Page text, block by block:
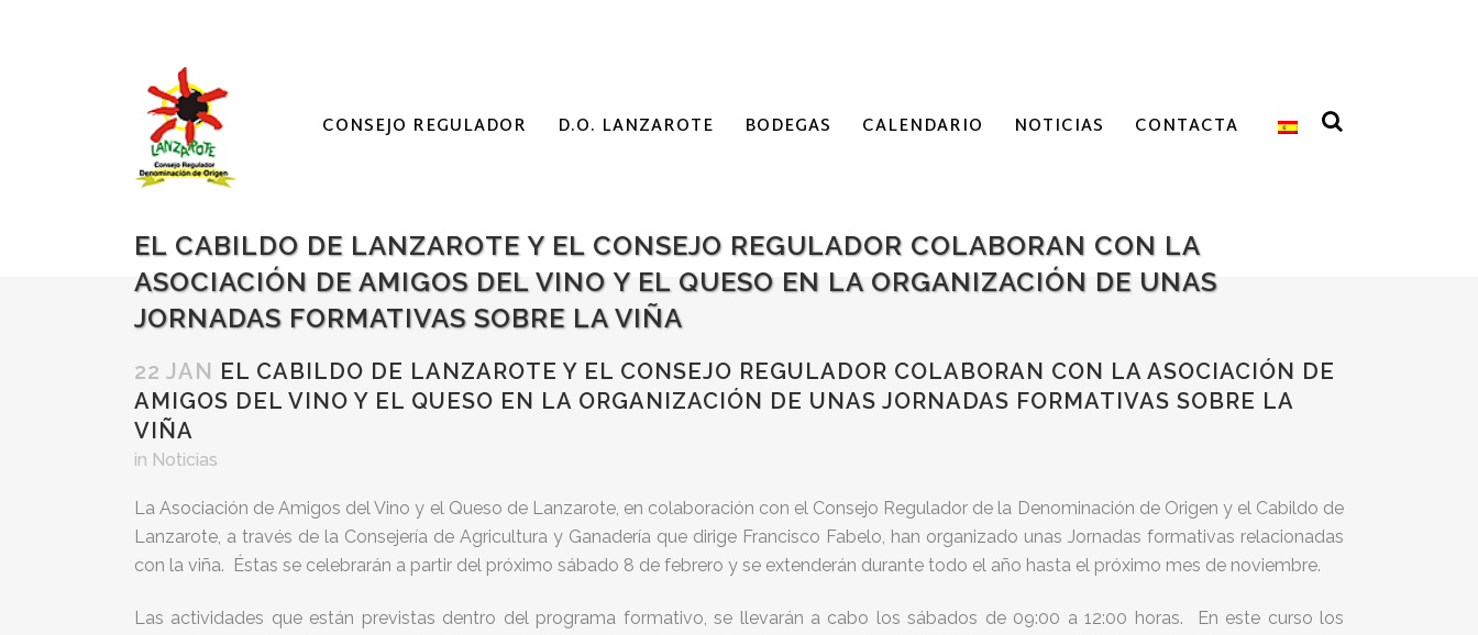
CONSEJO REGULADOR D.O. LANZAROTE BODEGAS CALENDARIO NOTICIAS CONTACTA
EL CABILDO DE LANZAROTE Y EL CONSEJO REGULADOR COLABORAN CON LA
ASOCIACIÓN DE AMIGOS DEL VINO Y EL QUESO EN LA ORGANIZACIÓN DE UNAS
JORNADAS FORMATIVAS SOBRE LA VIÑA
22 JAN EL CABILDO DE LANZAROTE Y EL CONSEJO REGULADOR COLABORAN CON LA ASOCIACIÓN DE
AMIGOS DEL VINO Y EL QUESO EN LA ORGANIZACIÓN DE UNAS JORNADAS FORMATIVAS SOBRE LA
VIÑA
in Noticias
La Asociación de Amigos del Vino y el Queso de Lanzarote, en colaboración con el Consejo Regulador de la Denominación de Origen y el Cabildo de
Lanzarote, a través de la Consejería de Agricultura y Ganadería que dirige Francisco Fabelo, han organizado unas Jornadas formativas relacionadas
con la viña. Éstas se celebrarán a partir del próximo sábado 8 de febrero y se extenderán durante todo el año hasta el próximo mes de noviembre.
Las actividades que están previstas dentro del programa formativo, se llevarán a cabo los sábados de 09:00 a 12:00 horas. En este curso los